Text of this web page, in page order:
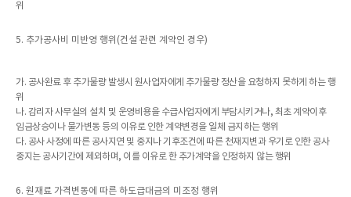
위
5. 추가공사비 미반영 행위(건설 관련 계약인 경우)
가. 공사완료 후 추가물량 발생시 원사업자에게 추가물량 정산을 요청하지 못하게 하는 행
위
나. 감리자 사무실의 설치 및 운영비용을 수급사업자에게 부담시키거나, 최초 계약이후
임금상승이나 물가변동 등의 이유로 인한 계약변경을 일체 금지하는 행위
다. 공사 사정에 따른 공사지연 및 중지나 기후조건에 따른 천재지변과 우기로 인한 공사
중지는 공사기간에 제외하며, 이를 이유로 한 추가계약을 인정하지 않는 행위
6. 원재료 가격변동에 따른 하도급대금의 미조정 행위